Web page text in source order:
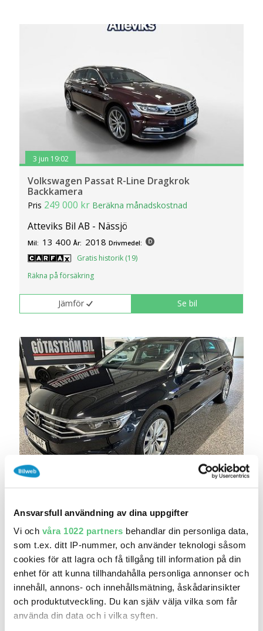
Ansvarsfull användning av dina uppgifter
Vi och våra 1022 partners behandlar din personliga data,
som t.ex. ditt IP-nummer, och använder teknologi såsom
cookies för att lagra och få tillgång till information på din
enhet för att kunna tillhandahålla personliga annonser och
innehåll, annons- och innehållsmätning, åskådarinsikter
och produktutveckling. Du kan själv välja vilka som får
använda din data och i vilka syften.
3 jun 19:02
Volkswagen Passat R-Line Dragkrok
Backkamera
Pris 249 000 kr Beräkna månadskostnad
Atteviks Bil AB - Nässjö
Mil: 13 400 År: 2018 Drivmedel:
Gratis historik (19)
Räkna på försäkring
Jämför Se bil
1 jun 19:24
Pris228 000 kr Beräkna månadskostnad
Götaström Bil AB
Mil: 13 159 År: 2022
Gratis historik (9)
Räkna på försäkring
Jämför